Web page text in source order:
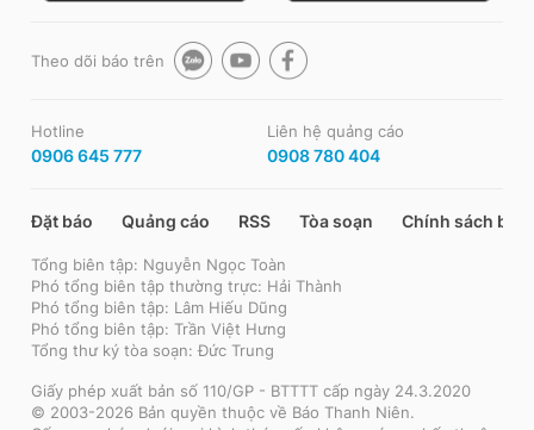
Theo dõi báo trên
Hotline
0906 645 777
Liên hệ quảng cáo
0908 780 404
Đặt báo Quảng cáo RSS Tòa soạn Chính sách bảo
Tổng biên tập: Nguyễn Ngọc Toàn
Phó tổng biên tập thường trực: Hải Thành
Phó tổng biên tập: Lâm Hiếu Dũng
Phó tổng biên tập: Trần Việt Hưng
Tổng thư ký tòa soạn: Đức Trung
Giấy phép xuất bản số 110/GP - BTTTT cấp ngày 24.3.2020
© 2003-2026 Bản quyền thuộc về Báo Thanh Niên.